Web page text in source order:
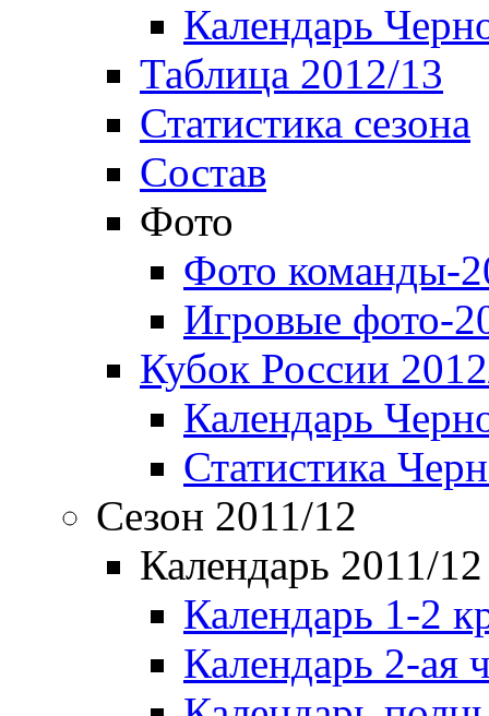
Календарь
Таблица 2012/13
Статистика сезона
Состав
Фото
Фото команды-
Игровые фото-
Кубок России
Календарь
Статистика
Сезон 2011/12
Календарь 2011/12
Календарь 1-2
Календарь 2-ая